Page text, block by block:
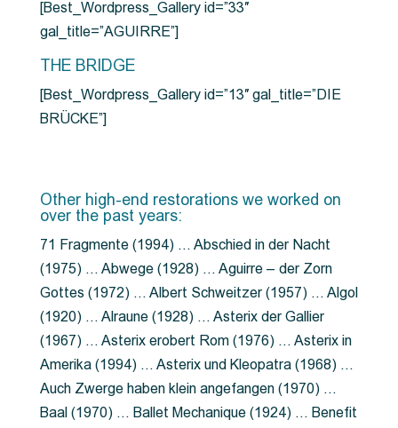
[Best_Wordpress_Gallery id=”33″
gal_title=”AGUIRRE”]
THE BRIDGE
[Best_Wordpress_Gallery id=”13″ gal_title=”DIE
BRÜCKE”]
Other high-end restorations we worked on
over the past years:
71 Fragmente (1994) … Abschied in der Nacht
(1975) … Abwege (1928) … Aguirre – der Zorn
Gottes (1972) … Albert Schweitzer (1957) … Algol
(1920) … Alraune (1928) … Asterix der Gallier
(1967) … Asterix erobert Rom (1976) … Asterix in
Amerika (1994) … Asterix und Kleopatra (1968) …
Auch Zwerge haben klein angefangen (1970) …
Baal (1970) … Ballet Mechanique (1924) … Benefit